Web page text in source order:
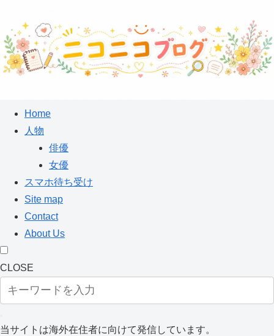
Home
人物
俳優
女優
スマホ待ち受け
Site map
Contact
About Us
CLOSE
当サイトは海外在住者に向けて発信しています。